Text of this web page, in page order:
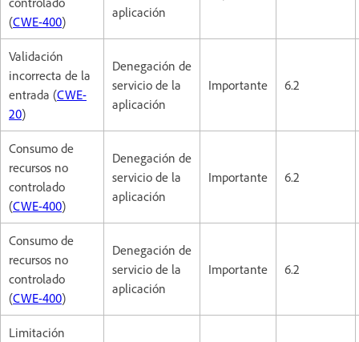
(CWE-400)
aplicación
Validación
incorrecta de la
entrada (CWE-
20)
Denegación de
servicio de la
aplicación
Importante 6.2
Consumo de
recursos no
controlado
(CWE-400)
Denegación de
servicio de la
aplicación
Importante 6.2
Consumo de
recursos no
controlado
(CWE-400)
Denegación de
servicio de la
aplicación
Importante 6.2
Limitación